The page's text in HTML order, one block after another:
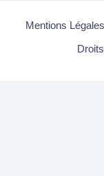
Mentions